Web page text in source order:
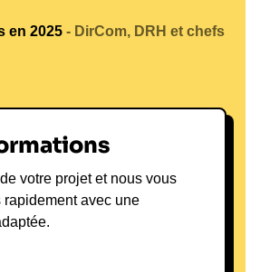
en 2025 - DirCom, DRH et chefs
votre projet et nous vous
rapidement avec une